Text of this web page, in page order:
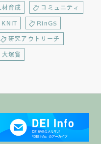
材育成 コミュニティ
KNIT RinGS
研究アウトリーチ
大塚賞